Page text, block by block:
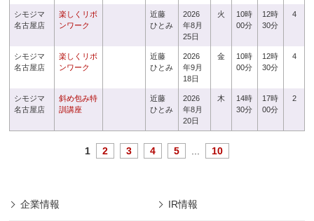
シモジマ
名古屋店
楽しくリボ
ンワーク
近藤
ひとみ
2026
年8月
25日
火
10時
00分
12時
30分
4
シモジマ
名古屋店
楽しくリボ
ンワーク
近藤
ひとみ
2026
年9月
18日
金
10時
00分
12時
30分
4
シモジマ
名古屋店
斜め包み特
訓講座
近藤
ひとみ
2026
年8月
20日
木
14時
30分
17時
00分
2
1 2 3 4 5 10
企業情報 IR情報